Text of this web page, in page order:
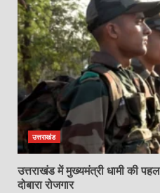
उत्तराखंड
उत्तराखंड में मुख्यमंत्री धामी की
दोबारा रोजगार